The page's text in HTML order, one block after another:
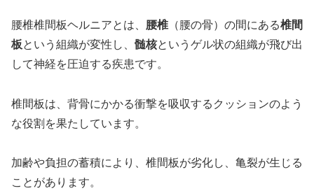
腰椎椎間板ヘルニアとは、 腰椎 （腰の骨）の間にある椎間
板という組織が変性し、 髄核というゲル状の組織が飛び出
して神経を圧迫する疾患です。
椎間板は、背骨にかかる衝撃を吸収するクッションのよう
な役割を果たしています。
加齢や負担の蓄積により、椎間板が劣化し、亀裂が生じる
ことがあります。